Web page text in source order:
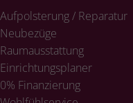
Auf­pols­te­rung / Reparatur
Neubezüge
Raum­aus­stat­tung
Ein­rich­tungs­pla­ner
0% Finan­zie­rung